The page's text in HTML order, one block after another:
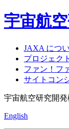
宇宙航
JAXA につ
プロジェク
ファン！フ
サイトコン
宇宙航空研究開
English